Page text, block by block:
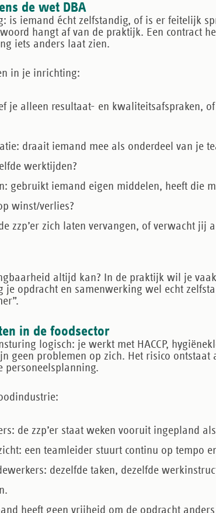
de wet DBA
is iemand écht zelfstandig, of is er feitelijk
hangt af van de praktijk. Een contract
iets anders laat zien.
in je inrichting:
je alleen resultaat- en kwaliteitsafspraken,
draait iemand mee als onderdeel van je
werktijden?
gebruikt iemand eigen middelen, heeft die
winst/verlies?
zzp’er zich laten vervangen, of verwacht jij
altijd kan? In de praktijk wil je
je opdracht en samenwerking wel echt
in de foodsector
logisch: je werkt met HACCP,
geen problemen op zich. Het risico ontstaat
personeelsplanning.
de zzp’er staat weken vooruit ingepland
een teamleider stuurt continu op tempo
dezelfde taken, dezelfde
heeft geen vrijheid om de opdracht